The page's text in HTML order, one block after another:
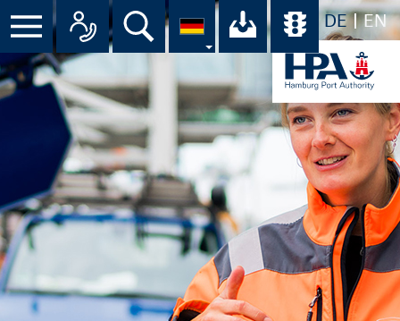
DE EN
Menü Alle Ansprechpartner im
Suche Ihr Download-